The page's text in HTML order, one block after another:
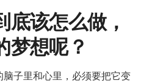
该怎么做，
梦想呢？
子里和心里，必须要把它变